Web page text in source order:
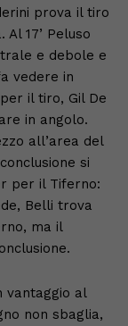
prova il tiro
17’ Peluso
e debole e
vedere in
il tiro, Gil De
in angolo.
all’area del
si
per il Tiferno:
Belli trova
ma il
vantaggio al
non sbaglia,